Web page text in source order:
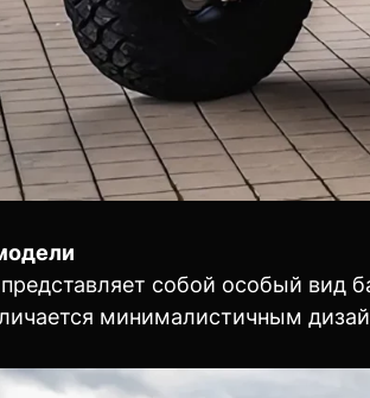
собой особый вид
минималистичным